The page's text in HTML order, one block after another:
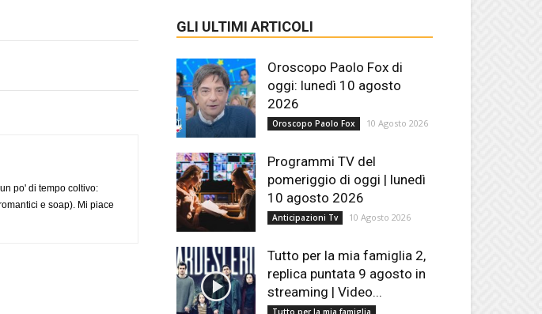
po' di tempo coltivo:
e soap). Mi piace
GLI ULTIMI ARTICOLI
Oroscopo Paolo Fox di
oggi: lunedì 10 agosto
2026
Oroscopo Paolo Fox 10 Agosto 2026
Programmi TV del
pomeriggio di oggi | lunedì
10 agosto 2026
Anticipazioni Tv 10 Agosto 2026
Tutto per la mia famiglia 2,
replica puntata 9 agosto in
streaming | Video...
Tutto per la mia famiglia